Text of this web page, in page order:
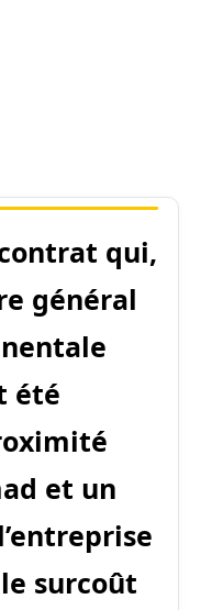
qui,
général
été
et un
surcoût